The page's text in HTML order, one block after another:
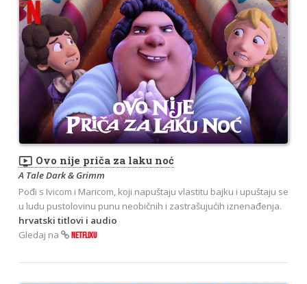
ondemand_video Ovo nije priča za laku noć
A Tale Dark & Grimm
Pođi s Ivicom i Maricom, koji napuštaju vlastitu bajku i upuštaju se
u ludu pustolovinu punu neobičnih i zastrašujućih iznenađenja.
hrvatski titlovi i audio
Gledaj na
NETFLIXU